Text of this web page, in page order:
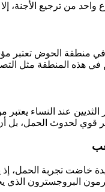
من ترجيع الأجنة،
في منطقة الحوض تعتبر
هذه المنطقة مثل
الثديين عند النساء
قوي لحدوث الحمل، بل
خاضت تجربة الحمل، إذ
البروجسترون الذي